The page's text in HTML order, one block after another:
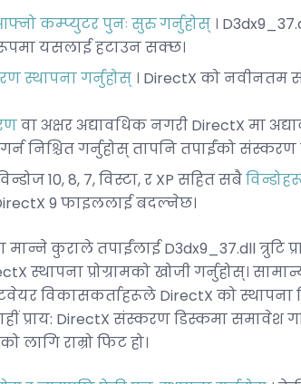
कम्प्युटर पुनः सुरु गर्नुहोस् ।
यसलाई हटाउन सक्छ।
स्थापना गर्नुहोस् । DirectX को नवीनतम
वा अक्षर अद्यावधिक नगरी DirectX मा
निश्चित गर्नुहोस् तापनि तपाईंको संस्करण
10, 8, 7, विस्टा, र XP सहित सबै
DirectX 9 फाइललाई बदल्नेछ।
कुराले तपाईंलाई D3dx9_37.dll त्रुटि
स्थापना प्रोग्रामको खोजी गर्नुहोस्।
विकासकर्ताहरूले DirectX को स्थापना
प्राय: DirectX संस्करण डिस्कमा समावेश
लागि राम्रो फिट हो।